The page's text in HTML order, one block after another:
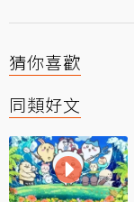
猜你喜歡
同類好文